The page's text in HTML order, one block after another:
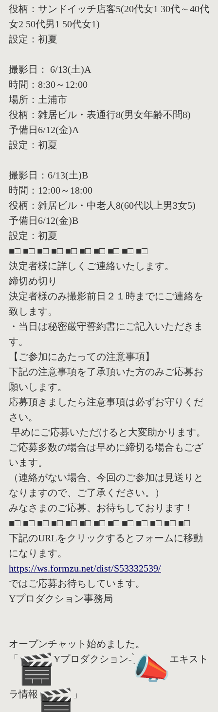
役柄：サンドイッチ店客5(20代女1 30代～40代
女2 50代男1 50代女1)
設定：初夏
撮影日： 6/13(土)A
時間：8:30～12:00
場所：土浦市
役柄：雑居ビル・表通行8(男女年齢不問8)
予備日6/12(金)A
設定：初夏
撮影日：6/13(土)B
時間：12:00～18:00
役柄：雑居ビル・中老人8(60代以上男3女5)
予備日6/12(金)B
設定：初夏
■□ ■□ ■□ ■□ ■□ ■□ ■□ ■□ ■□ ■□
決定者様に詳しくご連絡いたします。
締切め切り
決定者様のみ撮影前日２１時までにご連絡を
致します。
・当日は秘密厳守誓約書にご記入いただきま
す。
【ご参加にあたっての注意事項】
下記の注意事項を了承頂いた方のみご応募お
願いします。
応募頂きましたら注意事項は必ずお守りくだ
さい。
早めにご応募いただけると大変助かります。
ご応募多数の場合は早めに締切る場合もござ
います。
（連絡がない場合、今回のご参加は見送りと
なりますので、ご了承 ください。）
みなさまのご応募、お待ちしております！
■□ ■□ ■□ ■□ ■□ ■□ ■□ ■□ ■□ ■□ ■□ ■□ ■□
下記のURLをクリックするとフォームに移動
になります。
https://ws.formzu.net/dist/S53332539/
ではご応募お待ちしています。
Yプロダクション事務局
オープンチャット始めました。
「
Yプロダクション- ̗̀ エキスト
ラ情報 」